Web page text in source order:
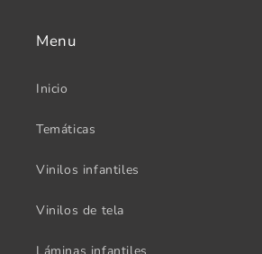
Menu
Inicio
Temáticas
Vinilos infantiles
Vinilos de tela